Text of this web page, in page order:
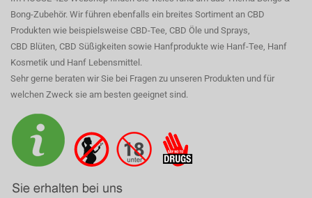
Bong-Zubehör. Wir führen ebenfalls ein breites Sortiment an CBD
Produkten wie beispielsweise CBD-Tee, CBD Öle und Sprays,
CBD Blüten, CBD Süßigkeiten sowie Hanfprodukte wie Hanf-Tee, Hanf
Kosmetik und Hanf Lebensmittel.
Sehr gerne beraten wir Sie bei Fragen zu unseren Produkten und für
welchen Zweck sie am besten geeignet sind.